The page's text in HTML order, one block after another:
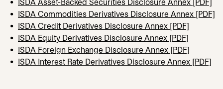
ISDA Asset-Backed Securities Disclosure Annex [PDF]
ISDA Commodities Derivatives Disclosure Annex [PDF]
ISDA Credit Derivatives Disclosure Annex [PDF]
ISDA Equity Derivatives Disclosure Annex [PDF]
ISDA Foreign Exchange Disclosure Annex [PDF]
ISDA Interest Rate Derivatives Disclosure Annex [PDF]